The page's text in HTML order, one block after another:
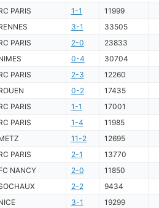
PARIS 1-1 11999
3-1 33505
PARIS 2-0 23833
0-4 30704
PARIS 2-3 12260
0-2 17435
PARIS 1-1 17001
PARIS 1-4 11985
11-2
12695
PARIS 2-1 13770
NANCY 2-0 11850
2-2 9434
3-1 19299